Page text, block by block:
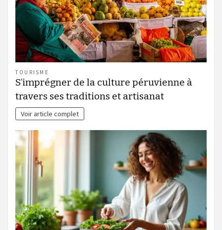
TOURISME
S’imprégner de la culture péruvienne à
travers ses traditions et artisanat
Voir article complet